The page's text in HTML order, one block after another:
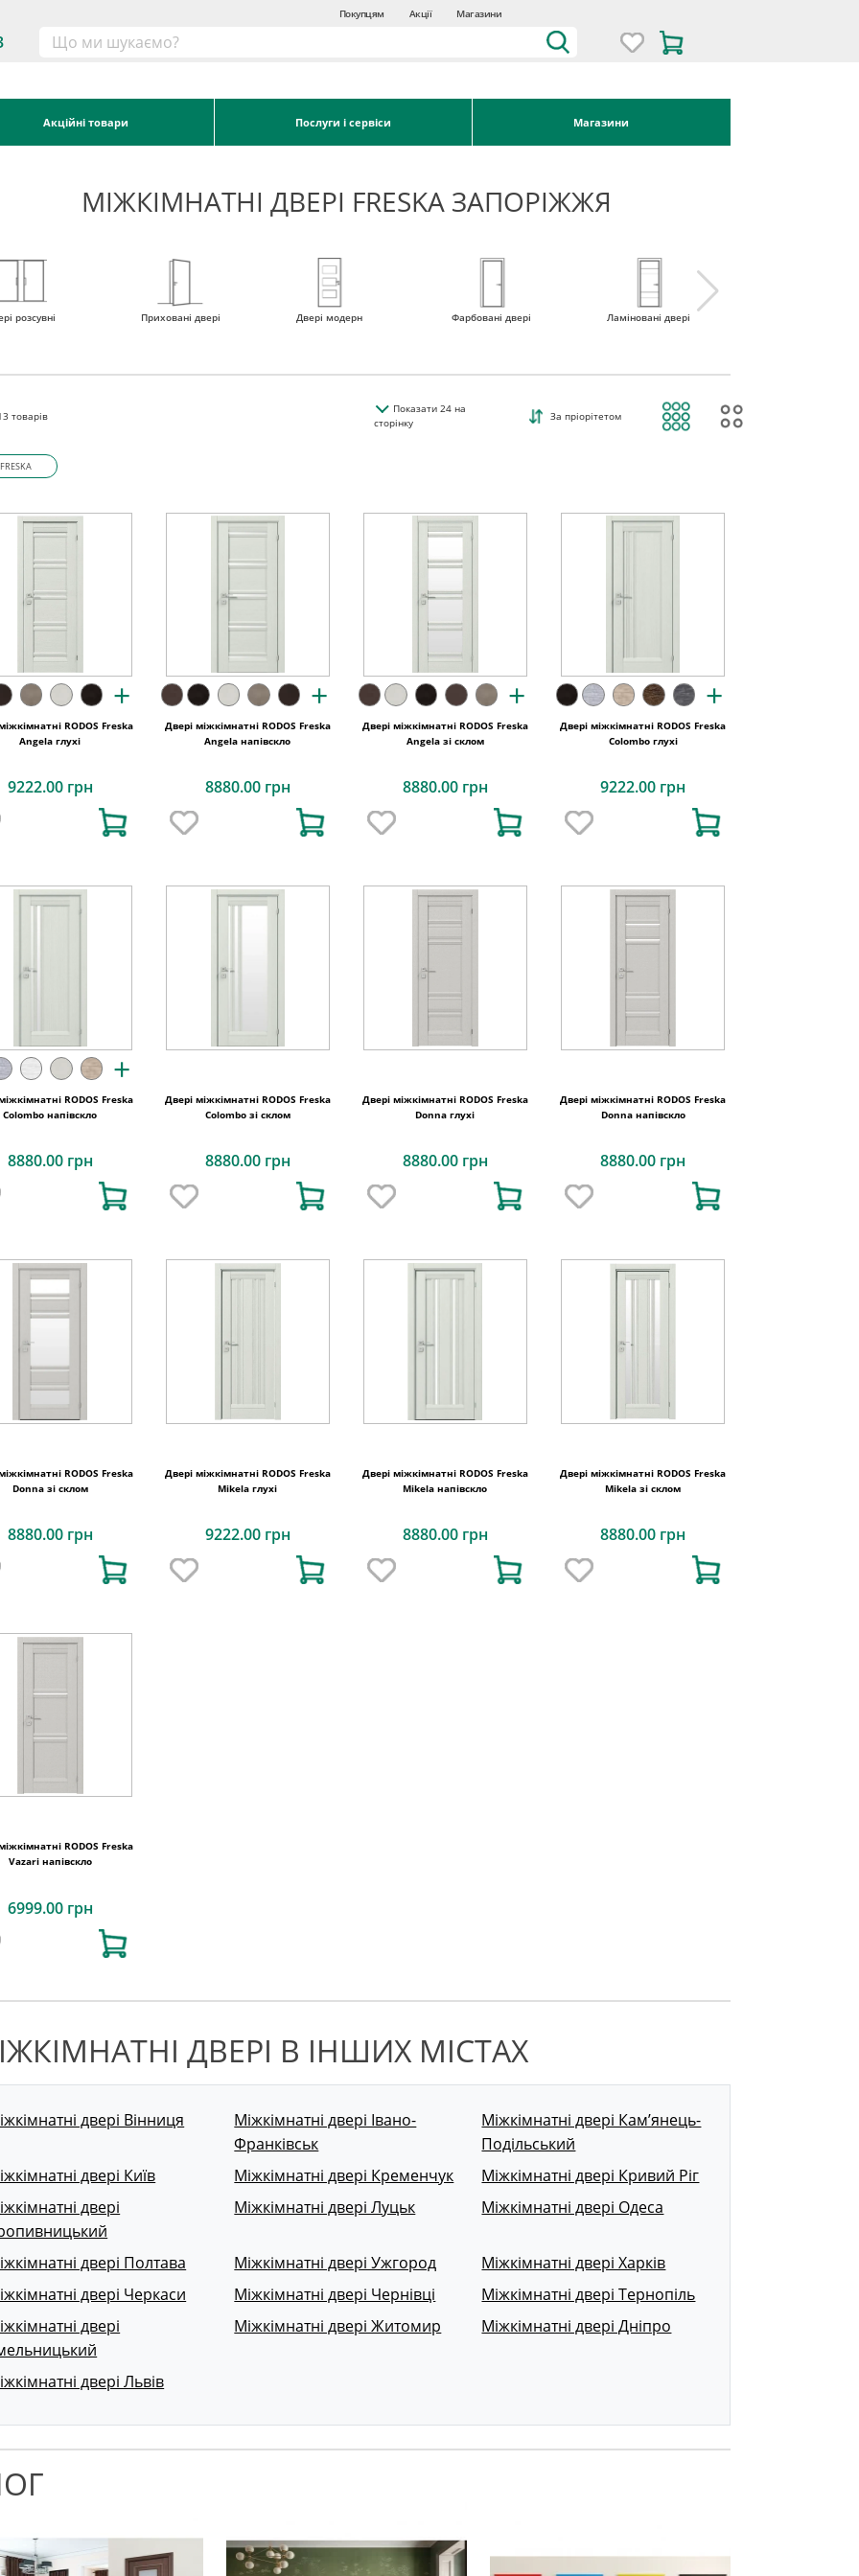
Покупцям Акції Магазини
Акційні товари Послуги і сервіси Магазини
МІЖКІМНАТНІ ДВЕРІ FRESKA ЗАПОРІЖЖЯ
розсувні Приховані двері Двері модерн Фарбовані двері Ламіновані двері
товарів
Показати24на
сторінку
За пріорітетом
FRESKA
+
RODOS Freska
Angela глухі
9222.00 грн
+
Двері міжкімнатні RODOS Freska
Angela напівскло
8880.00 грн
+
Двері міжкімнатні RODOS Freska
Angela зі склом
8880.00 грн
+
Двері міжкімнатні RODOS Freska
Colombo глухі
9222.00 грн
+
RODOS Freska
Colombo напівскло
8880.00 грн
Двері міжкімнатні RODOS Freska
Colombo зі склом
8880.00 грн
Двері міжкімнатні RODOS Freska
Donna глухі
8880.00 грн
Двері міжкімнатні RODOS Freska
Donna напівскло
8880.00 грн
RODOS Freska
Donna зі склом
8880.00 грн
Двері міжкімнатні RODOS Freska
Mikela глухі
9222.00 грн
Двері міжкімнатні RODOS Freska
Mikela напівскло
8880.00 грн
Двері міжкімнатні RODOS Freska
Mikela зі склом
8880.00 грн
RODOS Freska
Vazari напівскло
6999.00 грн
ДВЕРІ В ІНШИХ МІСТАХ
двері Вінниця
Міжкімнатні двері Івано-
Франківськ
Міжкімнатні двері Кам’янець-
Подільський
двері Київ
Міжкімнатні двері Кременчук
Міжкімнатні двері Кривий Ріг
двері
Міжкімнатні двері Луцьк Міжкімнатні двері Одеса
двері Полтава Міжкімнатні двері Ужгород
Міжкімнатні двері Харків
двері Черкаси
Міжкімнатні двері Чернівці
Міжкімнатні двері Тернопіль
двері
Міжкімнатні двері Житомир Міжкімнатні двері Дніпро
двері Львів